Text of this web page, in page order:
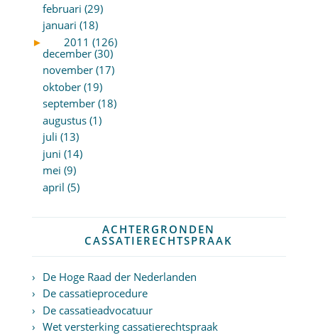
februari (29)
januari (18)
►
2011 (126)
december (30)
november (17)
oktober (19)
september (18)
augustus (1)
juli (13)
juni (14)
mei (9)
april (5)
ACHTERGRONDEN
CASSATIERECHTSPRAAK
De Hoge Raad der Nederlanden
De cassatieprocedure
De cassatieadvocatuur
Wet versterking cassatierechtspraak